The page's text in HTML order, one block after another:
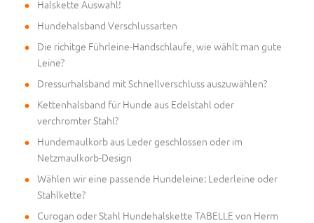
Halskette Auswahl!
Hundehalsband Verschlussarten
Die richitge Führleine-Handschlaufe, wie wählt man gute
Leine?
Dressurhalsband mit Schnellverschluss auszuwählen?
Kettenhalsband für Hunde aus Edelstahl oder
verchromter Stahl?
Hundemaulkorb aus Leder geschlossen oder im
Netzmaulkorb-Design
Wählen wir eine passende Hundeleine: Lederleine oder
Stahlkette?
Curogan oder Stahl Hundehalskette TABELLE von Herm